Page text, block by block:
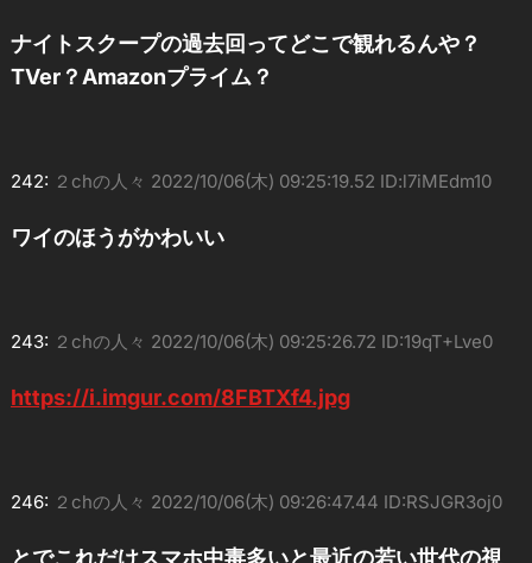
ナイトスクープの過去回ってどこで観れるんや？
TVer？Amazonプライム？
242: ２chの人々 2022/10/06(木) 09:25:19.52 ID:l7iMEdm10
ワイのほうがかわいい
243: ２chの人々 2022/10/06(木) 09:25:26.72 ID:19qT+Lve0
https://i.imgur.com/8FBTXf4.jpg
246: ２chの人々 2022/10/06(木) 09:26:47.44 ID:RSJGR3oj0
とでこれだけスマホ中毒多いと最近の若い世代の視